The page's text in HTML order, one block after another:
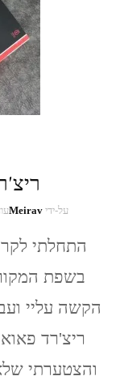
על-ידיMeirav
בשפת
הקשה עליי
ריצ'רד
והצטערתי